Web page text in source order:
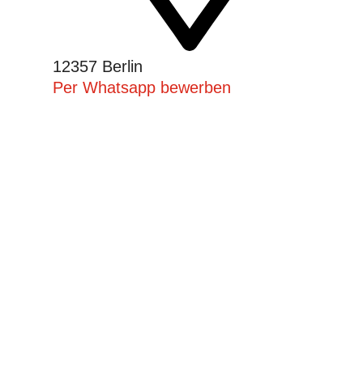
12357 Berlin
Per Whatsapp bewerben